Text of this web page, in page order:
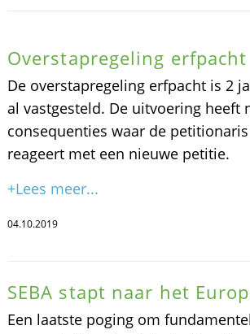
Overstapregeling erfpacht
De overstapregeling erfpacht is 2
al vastgesteld. De uitvoering heeft
consequenties waar de
reageert met een nieuwe petitie.
+Lees meer...
04.10.2019
SEBA stapt naar het
Een laatste poging om